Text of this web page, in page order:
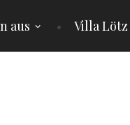
aus Villa Lötz